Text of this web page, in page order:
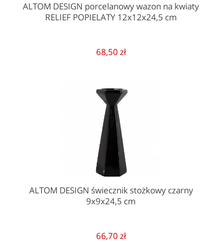
ALTOM DESIGN porcelanowy wazon na kwiaty
RELIEF POPIELATY 12x12x24,5 cm
68,50 zł
ALTOM DESIGN świecznik stożkowy czarny
9x9x24,5 cm
66,70 zł